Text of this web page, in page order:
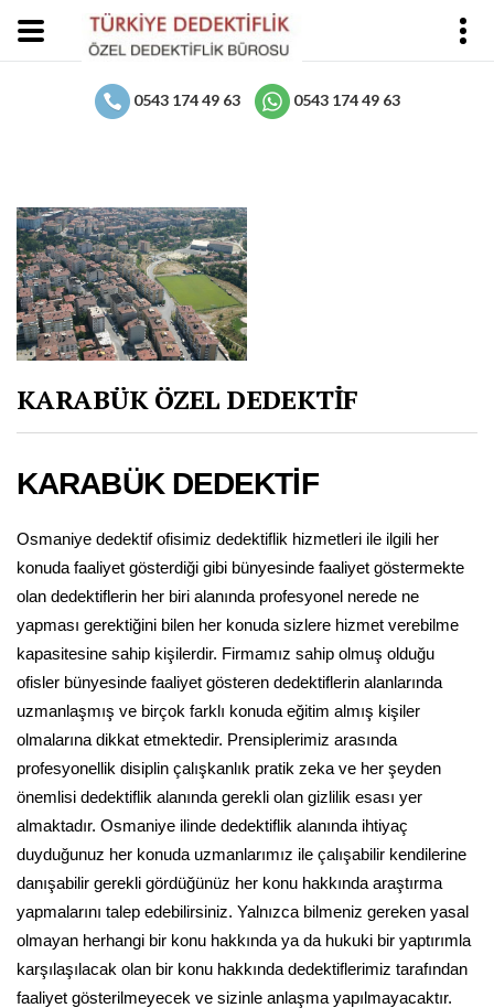
0543 174 49 63 0543 174 49 63
KARABÜK ÖZEL DEDEKTİF
KARABÜK DEDEKTİF
Osmaniye dedektif ofisimiz dedektiflik hizmetleri ile ilgili her
konuda faaliyet gösterdiği gibi bünyesinde faaliyet göstermekte
olan dedektiflerin her biri alanında profesyonel nerede ne
yapması gerektiğini bilen her konuda sizlere hizmet verebilme
kapasitesine sahip kişilerdir. Firmamız sahip olmuş olduğu
ofisler bünyesinde faaliyet gösteren dedektiflerin alanlarında
uzmanlaşmış ve birçok farklı konuda eğitim almış kişiler
olmalarına dikkat etmektedir. Prensiplerimiz arasında
profesyonellik disiplin çalışkanlık pratik zeka ve her şeyden
önemlisi dedektiflik alanında gerekli olan gizlilik esası yer
almaktadır. Osmaniye ilinde dedektiflik alanında ihtiyaç
duyduğunuz her konuda uzmanlarımız ile çalışabilir kendilerine
danışabilir gerekli gördüğünüz her konu hakkında araştırma
yapmalarını talep edebilirsiniz. Yalnızca bilmeniz gereken yasal
olmayan herhangi bir konu hakkında ya da hukuki bir yaptırımla
karşılaşılacak olan bir konu hakkında dedektiflerimiz tarafından
faaliyet gösterilmeyecek ve sizinle anlaşma yapılmayacaktır.